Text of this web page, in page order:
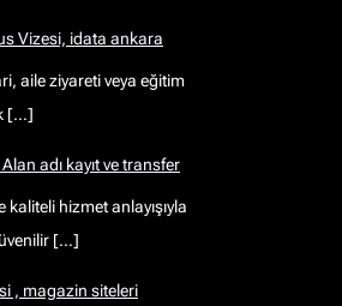
Vizesi, idata ankara
aile ziyareti veya eğitim
[…]
adı kayıt ve transfer
hizmet anlayışıyla
[…]
, magazin siteleri